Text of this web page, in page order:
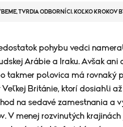
TVRDIA ODBORNÍCI. KOĽKO KROKOV
pohybu vedci
Arábie a Iraku. Avšak
takmer polovica má rovnaký
Británie, ktorí dosiahli
na sedavé zamestnania a
V menej rozvinutých